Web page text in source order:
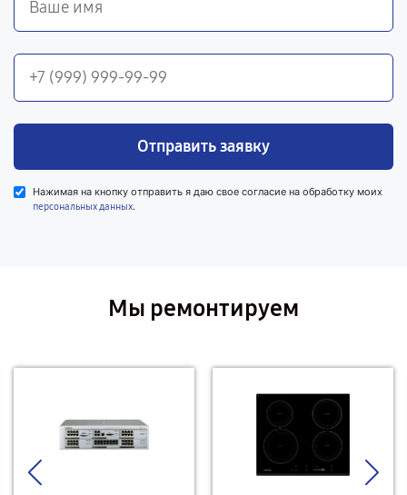
Отправить заявку
Нажимая на кнопку отправить я даю свое согласие на обработку моих
персональных данных.
Мы ремонтируем